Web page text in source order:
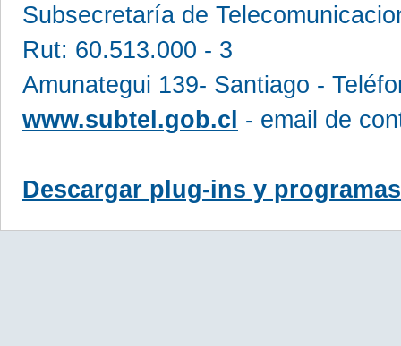
Subsecretaría de
Rut: 60.513.000 - 3
Amunategui 139- Santiago -
www.subtel.gob.cl - email de
Descargar plug-ins y